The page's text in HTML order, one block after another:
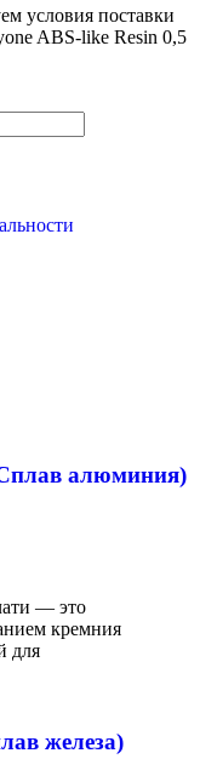
условия поставки
ABS-like Resin 0,5
алюминия)
— это
кремния
для
железа)